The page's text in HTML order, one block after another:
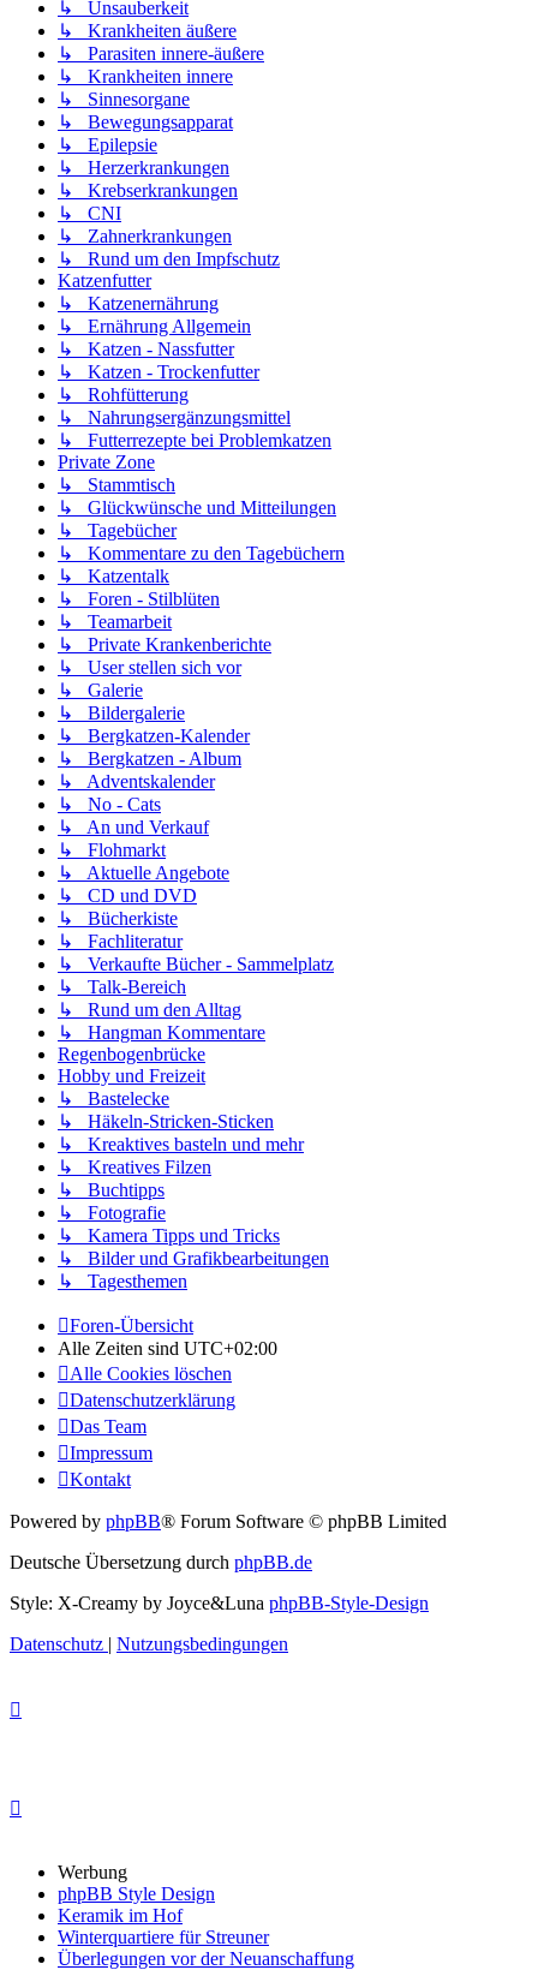
↳ Unsauberkeit
↳ Krankheiten äußere
↳ Parasiten innere-äußere
↳ Krankheiten innere
↳ Sinnesorgane
↳ Bewegungsapparat
↳ Epilepsie
↳ Herzerkrankungen
↳ Krebserkrankungen
↳ CNI
↳ Zahnerkrankungen
↳ Rund um den Impfschutz
Katzenfutter
↳ Katzenernährung
↳ Ernährung Allgemein
↳ Katzen - Nassfutter
↳ Katzen - Trockenfutter
↳ Rohfütterung
↳ Nahrungsergänzungsmittel
↳ Futterrezepte bei Problemkatzen
Private Zone
↳ Stammtisch
↳ Glückwünsche und Mitteilungen
↳ Tagebücher
↳ Kommentare zu den Tagebüchern
↳ Katzentalk
↳ Foren - Stilblüten
↳ Teamarbeit
↳ Private Krankenberichte
↳ User stellen sich vor
↳ Galerie
↳ Bildergalerie
↳ Bergkatzen-Kalender
↳ Bergkatzen - Album
↳ Adventskalender
↳ No - Cats
↳ An und Verkauf
↳ Flohmarkt
↳ Aktuelle Angebote
↳ CD und DVD
↳ Bücherkiste
↳ Fachliteratur
↳ Verkaufte Bücher - Sammelplatz
↳ Talk-Bereich
↳ Rund um den Alltag
↳ Hangman Kommentare
Regenbogenbrücke
Hobby und Freizeit
↳ Bastelecke
↳ Häkeln-Stricken-Sticken
↳ Kreaktives basteln und mehr
↳ Kreatives Filzen
↳ Buchtipps
↳ Fotografie
↳ Kamera Tipps und Tricks
↳ Bilder und Grafikbearbeitungen
↳ Tagesthemen
Foren-Übersicht
Alle Zeiten sind UTC+02:00
Alle Cookies löschen
Datenschutzerklärung
Das Team
Impressum
Kontakt
Powered by phpBB® Forum Software © phpBB Limited
Deutsche Übersetzung durch phpBB.de
Style: X-Creamy by Joyce&Luna phpBB-Style-Design
Datenschutz | Nutzungsbedingungen
Werbung
phpBB Style Design
Keramik im Hof
Winterquartiere für Streuner
Überlegungen vor der Neuanschaffung